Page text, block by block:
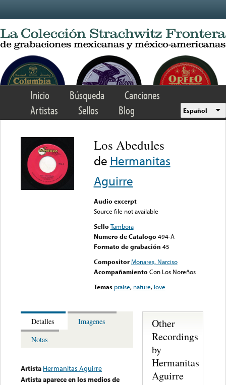
Inicio Búsqueda
Canciones
Artistas
Sellos Blog Español
Los Abedules
de Hermanitas
Aguirre
Audio excerpt
Source file not available
Sello Tambora
Numero de Catalogo 494-A
Formato de grabación 45
Compositor Monares, Narciso
Acompañamiento Con Los Noreños
Temas praise, nature, love
Detalles
Imagenes
Notas
Artista Hermanitas Aguirre
Artista aparece en los medios de
Other
Recordings
by
Hermanitas
Aguirre